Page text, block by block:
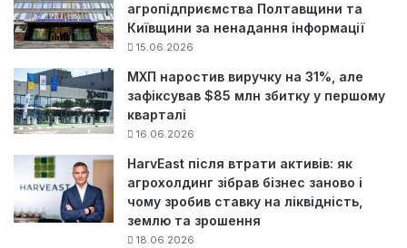
агропідприємства Полтавщини та
Київщини за ненадання інформації
15.06.2026
МХП наростив виручку на 31%, але
зафіксував $85 млн збитку у першому
кварталі
16.06.2026
HarvEast після втрати активів: як
агрохолдинг зібрав бізнес заново і
чому зробив ставку на ліквідність,
землю та зрошення
18.06.2026